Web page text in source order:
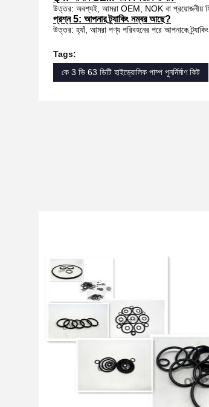
উত্তর: অবশ্যই, আমরা OEM, NOK বা প্রয়োজনীয়
প্রশ্ন 5: আপনার ট্র্যাকিং নম্বর আছে?
উত্তর: হ্যাঁ, আমরা পণ্য পরিবহনের পরে আপনাকে
Tags:
কে 3 ভি 63 ডিটি হাইড্রোলিক পাম্প পুনর্নির্মাণ কিট